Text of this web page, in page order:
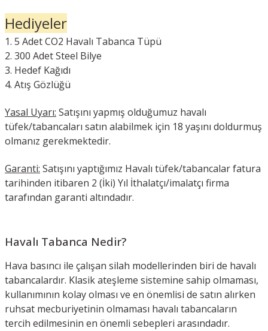
Hediyeler
5 Adet CO2 Havalı Tabanca Tüpü
300 Adet Steel Bilye
Hedef Kağıdı
Atış Gözlüğü
Yasal Uyarı: Satışını yapmış olduğumuz havalı
tüfek/tabancaları satın alabilmek için 18 yaşını doldurmuş
olmanız gerekmektedir.
Garanti: Satışını yaptığımız Havalı tüfek/tabancalar fatura
tarihinden itibaren 2 (İki) Yıl İthalatçı/imalatçı firma
tarafından garanti altındadır.
Havalı Tabanca Nedir?
Hava basıncı ile çalışan silah modellerinden biri de havalı
tabancalardır. Klasik ateşleme sistemine sahip olmaması,
kullanımının kolay olması ve en önemlisi de satın alırken
ruhsat mecburiyetinin olmaması havalı tabancaların
tercih edilmesinin en önemli sebepleri arasındadır.